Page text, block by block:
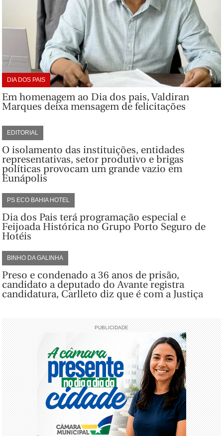
DIA DOS PAIS
Em homenagem ao Dia dos pais, Valdiran
Marques deixa mensagem de felicitações
EDITORIAL
O isolamento das instituições, entidades
representativas, setor produtivo e brigas
políticas provocam um grande vazio em
Eunápolis
PS ECO BAHIA HOTEL
Dia dos Pais terá programação especial e
Feijoada Histórica no Grupo Porto Seguro de
Hotéis
BINHO DA GALINHA
Preso e condenado a 36 anos de prisão,
candidato a deputado do Avante registra
candidatura, Carlleto diz que é com a Justiça
PUBLICIDADE